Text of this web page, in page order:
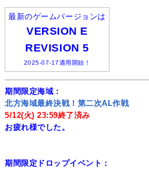
最新のゲームバージョンは
VERSION E
REVISION 5
2025-07-17適用開始！
期間限定海域：
北方海域最終決戦！第二次AL作戦
5/12(火) 23:59終了済み
お疲れ様でした。
期間限定ドロップイベント：